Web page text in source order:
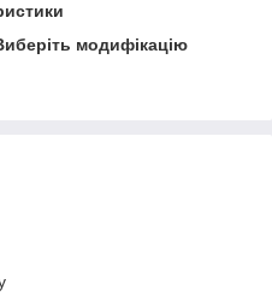
модифікацію